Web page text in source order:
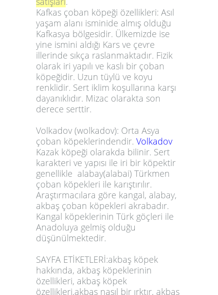
Kafkas çoban köpeği özellikleri: Asıl
yaşam alanı isminide almış olduğu
Kafkasya bölgesidir. Ülkemizde ise
yine ismini aldığı Kars ve çevre
illerinde sıkça raslanmaktadır. Fizik
olarak iri yapılı ve kaslı bir çoban
köpeğidir. Uzun tüylü ve koyu
renklidir. Sert iklim koşullarına karşı
dayanıklıdır. Mizac olarakta son
derece serttir.
Volkadov (wolkadov): Orta Asya
çoban köpeklerindendir. Volkadov
Kazak köpeği olarakda bilinir. Sert
karakteri ve yapısı ile iri bir köpektir
genellikle alabay(alabai) Türkmen
çoban köpekleri ile karıştırılır.
Araştırmacılara göre kangal, alabay,
akbaş çoban köpekleri akrabadır.
Kangal köpeklerinin Türk göçleri ile
Anadoluya gelmiş olduğu
düşünülmektedir.
SAYFA ETİKETLERİ:akbaş köpek
hakkında, akbaş köpeklerinin
özellikleri, akbaş köpek
özellikleri,akbaş nasıl bir ırktır, akbaş